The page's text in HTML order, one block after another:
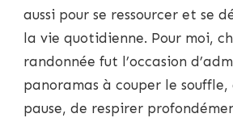
aussi pour se ressourcer et se
la vie quotidienne. Pour moi,
randonnée fut l’occasion
panoramas à couper le
pause, de respirer